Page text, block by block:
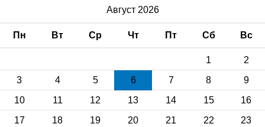
Август 2026
Пн Вт Ср Чт Пт Сб Вс
1
2
3
4 5 6 7 8
9
10
11 12 13 14 15
16
17
18 19 20 21 22
23